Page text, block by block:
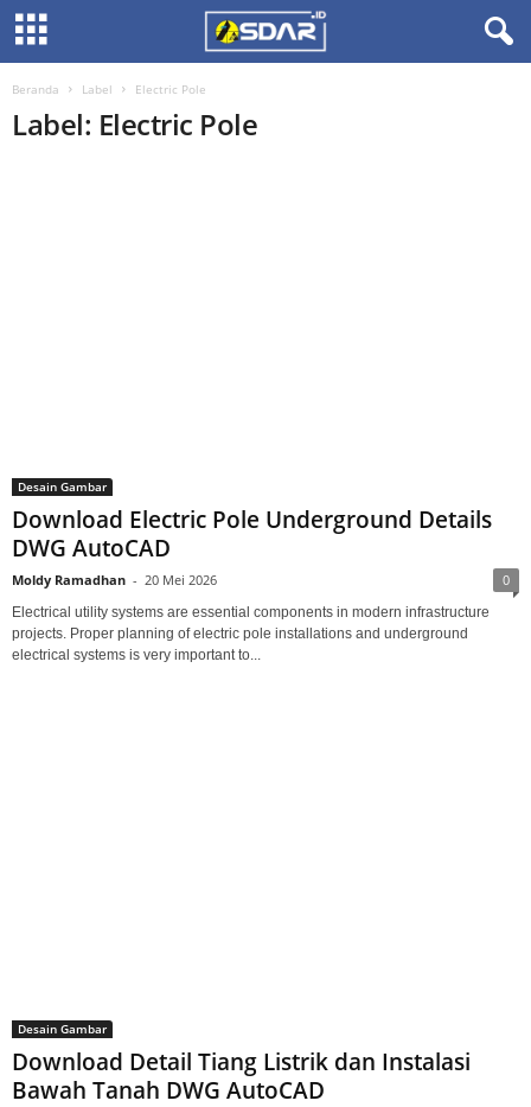
Beranda Label Electric Pole
Label: Electric Pole
Desain Gambar
Download Electric Pole Underground Details
DWG AutoCAD
Moldy Ramadhan - 20 Mei 2026 0
Electrical utility systems are essential components in modern infrastructure
projects. Proper planning of electric pole installations and underground
electrical systems is very important to...
Desain Gambar
Download Detail Tiang Listrik dan Instalasi
Bawah Tanah DWG AutoCAD